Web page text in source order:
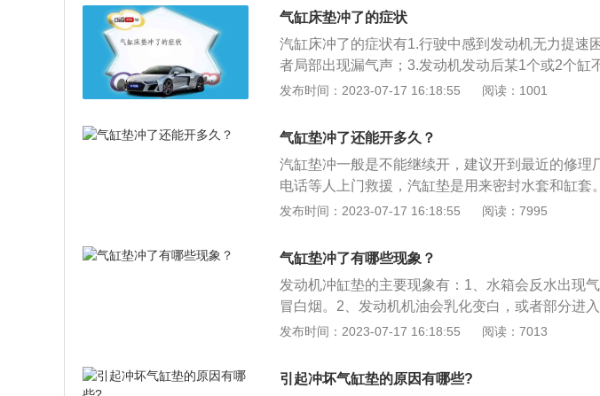
烧蚀变形。冲缸垫的表现为：功率下降，汽车行驶
不良，水箱少水，水里有机油，机油里有水。另外
察水箱里的水是否平静，如果水箱加水口处出现明
就是冲缸垫的现象。有一个方法可以查看：在缸盖
里有气泡，哪里就漏气（冲缸垫）。解决方法是：
动，则可能是气缸垫被冲坏。若发动机工作中有异
与大气相通，气缸中的高压气体从此处喷出而发出
否有水或水蒸汽从火花塞孔喷出，即可确定缸垫是
机冲缸垫可以简单理解为活塞与汽缸筒或缸垫产生
重要零件，但气缸垫也是一个非常容易损坏的零件
气缸床垫冲了的症状
汽缸床冲了的症状有1.行驶中感到发动机无力提速
者局部出现漏气声；3.发动机发动后某1个或2个缸
散热器不断缺水以及散热器加水口冒气泡，或者冷
之间的密封垫子，是石棉结构和钢皮结构。汽缸床
密封的作用。发动机开始工作来自燃烧室的高压气
冲了的主要原因是，发动机出现高温后缸头变型，
缸头变型严重需要重新换缸头，不然换上新的缸头
情况。如果缸垫出现了破损，那么唯一的解决方法
车的发动机从上到下是由气门室盖，汽缸盖，汽缸
发布时间：2023-07-17 16:18:55 阅读：1001
气缸垫冲了还能开多久？
汽缸垫冲一般是不能继续开，建议开到最近的修理
电话等人上门救援，汽缸垫是用来密封水套和缸套
套不密封，水套里的水会进入缸套，缸套里面的气
高。发动机冲缸垫的主要现象有：1、水箱会反水
排气冒白烟。2、发动机机油会乳化变白，或者部
蓝烟。3、车辆行驶时明显发动机工作动力不足，
的异响。为了安全起见，应及时进行更换或维修汽
发布时间：2023-07-17 16:18:55 阅读：7995
气缸垫冲了有哪些现象？
发动机冲缸垫的主要现象有：1、水箱会反水出现
冒白烟。2、发动机机油会乳化变白，或者部分进
烟。3、车辆行驶时明显发动机工作动力不足，降
下：1、简介：汽车发动机是为汽车提供动力的装
车的动力性、经济性、稳定性和环保性。2、分类
发布时间：2023-07-17 16:18:55 阅读：7013
引起冲坏气缸垫的原因有哪些?